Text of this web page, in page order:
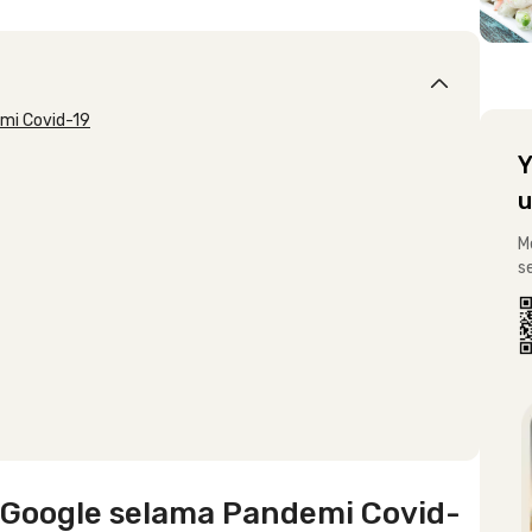
Covid-19
selama Pandemi Covid-